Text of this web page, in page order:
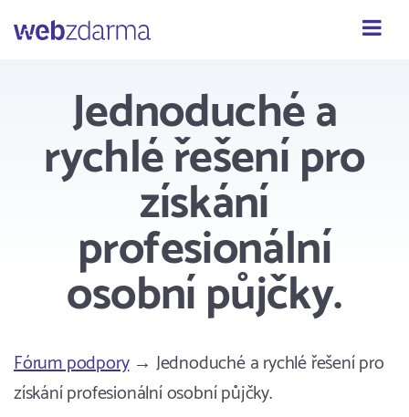
Webzdarma
Jednoduché a
rychlé řešení pro
získání
profesionální
osobní půjčky.
Fórum podpory→ Jednoduché a rychlé řešení pro
získání profesionální osobní půjčky.